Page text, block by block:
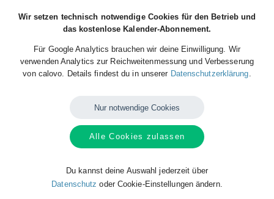
VerfügbareKalendervoneat-the-world:
Wir setzen technisch notwendige Cookies für den Betrieb und
das kostenlose Kalender-Abonnement.
Für Google Analytics brauchen wir deine Einwilligung. Wir
verwenden Analytics zur Reichweitenmessung und Verbesserung
von calovo. Details findest du in unserer Datenschutzerklärung.
Nur notwendige Cookies
Alle Cookies zulassen
Du kannst deine Auswahl jederzeit über
Datenschutz oder Cookie-Einstellungen ändern.